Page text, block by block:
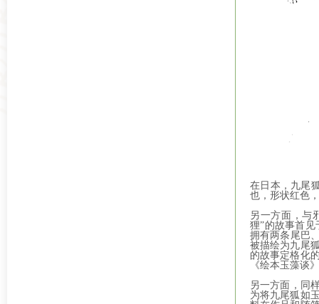
在日本，九尾
也，形状红色
另一方面，与
狸”的故事首
拥有两条尾巴
被描绘为九尾
的故事定格化
《绘本玉藻谈
另一方面，同
为将九尾狐如